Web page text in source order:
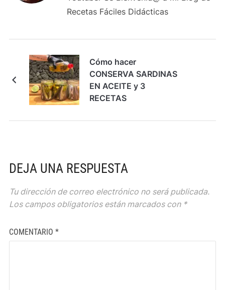
Recetas Fáciles Didácticas
Cómo hacer
CONSERVA SARDINAS
EN ACEITE y 3
RECETAS
DEJA UNA RESPUESTA
Tu dirección de correo electrónico no será publicada.
Los campos obligatorios están marcados con *
COMENTARIO *